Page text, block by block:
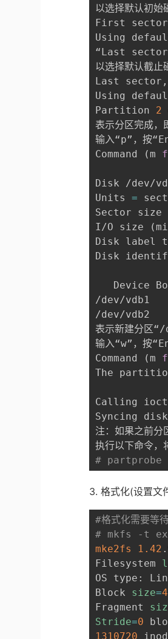
以选择默认初
First sector
Using
“Last sector”
以选择默认截
Last
Using
Partition 2
表示分区完成，
输入“p”，按
Command
( m
Disk /dev/
Units =
Sector size
I/O size
(
Disk label
Disk
Device
/dev/
/dev/
表示新建分区
输入“w”，按
Command
( m
The
Calling
Syncing
注：如果之前
# partprobe
3. 格式化(设置文
#格式化需要等
# mkfs -t
mke2fs
1.42
Filesystem
OS type:
Block size=
Fragment
Stride=0
1310720